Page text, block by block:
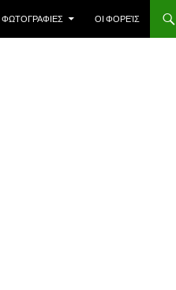
ΦΩΤΟΓΡΑΦΙΕΣ ΟΙ ΦΟΡΕΊΣ